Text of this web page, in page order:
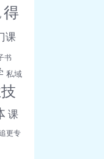
得
课
书
私域
课
更专